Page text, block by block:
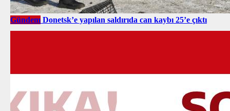
Gündem Donetsk’e yapılan saldırıda can kaybı 25’e çıktı